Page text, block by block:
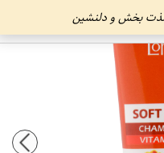
لذت بخش و دلنشین